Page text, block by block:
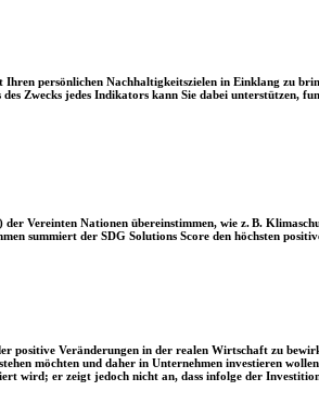
persönlichen Nachhaltigkeitszielen in Einklang zu
Zwecks jedes Indikators kann Sie dabei unterstützen,
Vereinten Nationen übereinstimmen, wie z. B.
summiert der SDG Solutions Score den höchsten
Veränderungen in der realen Wirtschaft zu
möchten und daher in Unternehmen investieren
wird; er zeigt jedoch nicht an, dass infolge der